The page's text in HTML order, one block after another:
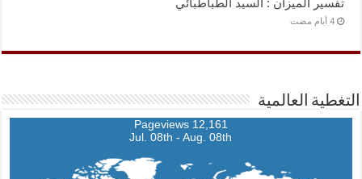
تفسير الميزان : السيد الطباطبائي
‏4 أيام مضت
التغطية العالمية
12,161 Pageviews
Jul. 08th - Aug. 08th